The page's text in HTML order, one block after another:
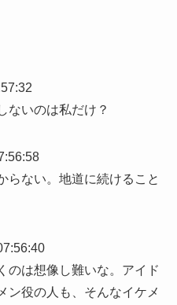
ないのは私だけ？
らない。地道に続けること
のは想像し難いな。アイド
ン役の人も、そんなイケメ